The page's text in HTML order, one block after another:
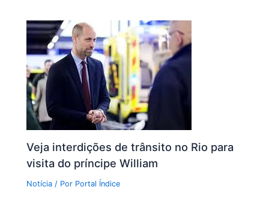
Veja interdições de trânsito no Rio para
visita do príncipe William
Notícia / Por Portal Índice